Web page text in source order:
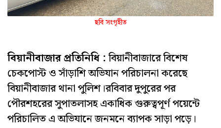
ছবি সংগৃহীত
বিয়ানীবাজার প্রতিনিধি :বিয়ানীবাজারে বিশেষ
চেকপোস্ট ও সাঁড়াশি অভিযান পরিচালনা করেছে
বিয়ানীবাজার থানা পুলিশ।রবিবার দুপুরের পর
পৌরশহরের সুপাতলাসহ একাধিক গুরুত্বপূর্ণ পয়েন্টে
পরিচালিত এ অভিযানে জনমনে ব্যাপক সাড়া পড়ে।